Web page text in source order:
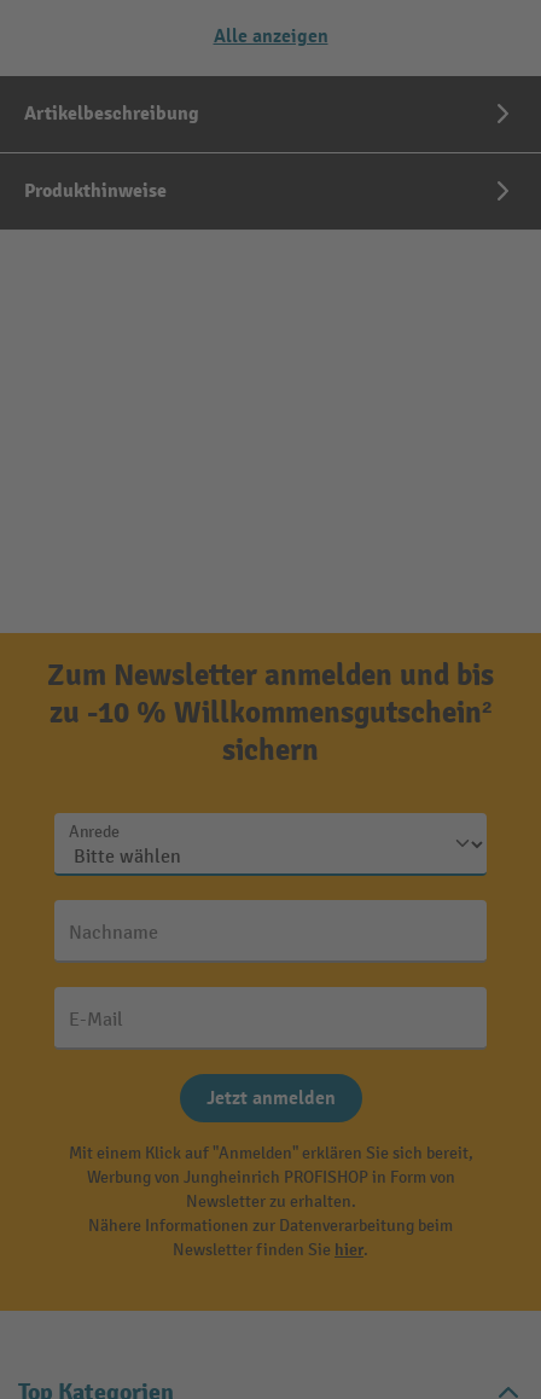
Alle anzeigen
Artikelbeschreibung
Produkthinweise
Zum Newsletter anmelden und bis
zu -10 % Willkommensgutschein²
sichern
Anrede
Nachname
E-Mail
Jetzt anmelden
Mit einem Klick auf "Anmelden" erklären Sie sich bereit,
Werbung von Jungheinrich PROFISHOP in Form von
Newsletter zu erhalten.
Nähere Informationen zur Datenverarbeitung beim
Newsletter finden Sie hier.
Top Kategorien